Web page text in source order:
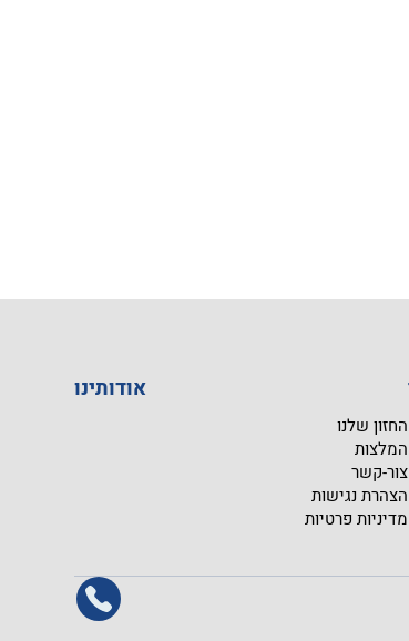
אודותינו
החזון שלנו
המלצות
צור-קשר
הצהרת נגישות
מדיניות פרטיות